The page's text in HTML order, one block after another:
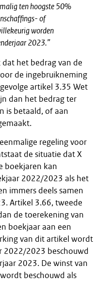
ten hoogste 50%
of
worden
2023.”
het bedrag van de
de ingebruikneming
artikel 3.35 Wet
dan het bedrag ter
is betaald, of aan
regeling voor
de situatie dat X
boekjaren kan
2022/2023 als het
immers deels samen
Artikel 3.66, tweede
de toerekening van
boekjaar aan een
van dit artikel wordt
2022/2023 beschouwd
2023. De winst van
beschouwd als